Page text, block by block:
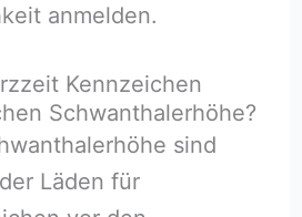
anmelden.
Kennzeichen
Schwanthalerhöhe?
sind
Läden für